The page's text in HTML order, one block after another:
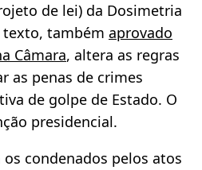
de lei) da Dosimetria
texto, também aprovado
Câmara, altera as regras
as penas de crimes
de golpe de Estado. O
presidencial.
condenados pelos atos